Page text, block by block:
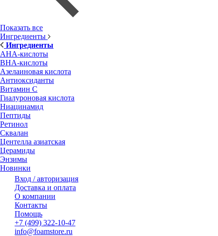
Показать все
Ингредиенты
Ингредиенты
AHA-кислоты
BHA-кислоты
Азелаиновая кислота
Антиоксиданты
Витамин С
Гиалуроновая кислота
Ниацинамид
Пептиды
Ретинол
Сквалан
Центелла азиатская
Церамиды
Энзимы
Новинки
Вход / авторизация
Доставка и оплата
О компании
Контакты
Помощь
+7 (499) 322-10-47
info@foamstore.ru